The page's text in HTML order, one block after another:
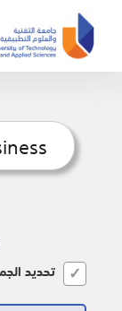
تحديد